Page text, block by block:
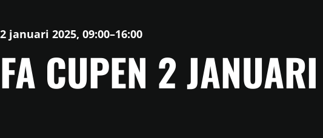
2 januari 2025, 09:00–16:00
FA CUPEN 2